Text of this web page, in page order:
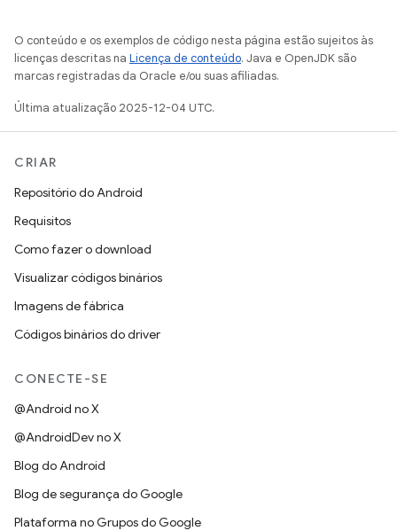
O conteúdo e os exemplos de código nesta página estão sujeitos às
licenças descritas na Licença de conteúdo. Java e OpenJDK são
marcas registradas da Oracle e/ou suas afiliadas.
Última atualização 2025-12-04 UTC.
CRIAR
Repositório do Android
Requisitos
Como fazer o download
Visualizar códigos binários
Imagens de fábrica
Códigos binários do driver
CONECTE-SE
@Android no X
@AndroidDev no X
Blog do Android
Blog de segurança do Google
Plataforma no Grupos do Google